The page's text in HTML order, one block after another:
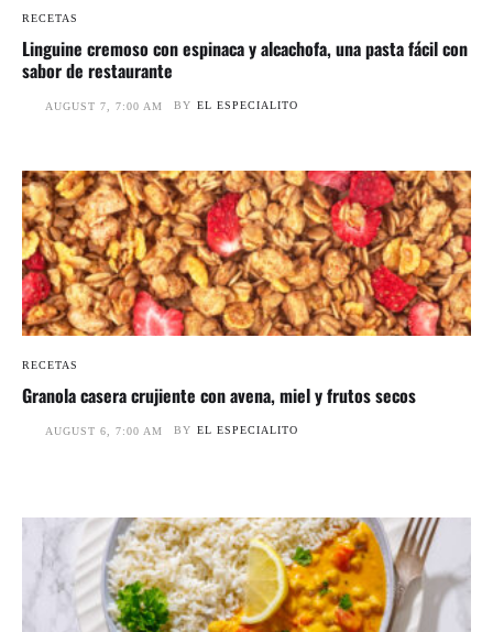
RECETAS
Linguine cremoso con espinaca y alcachofa, una pasta fácil con
sabor de restaurante
AUGUST 7, 7:00 AM BY EL ESPECIALITO
RECETAS
Granola casera crujiente con avena, miel y frutos secos
AUGUST 6, 7:00 AM BY EL ESPECIALITO